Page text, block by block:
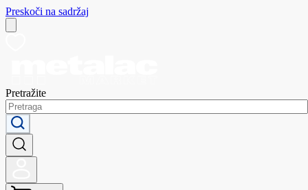
Preskoči na sadržaj
Pretražite